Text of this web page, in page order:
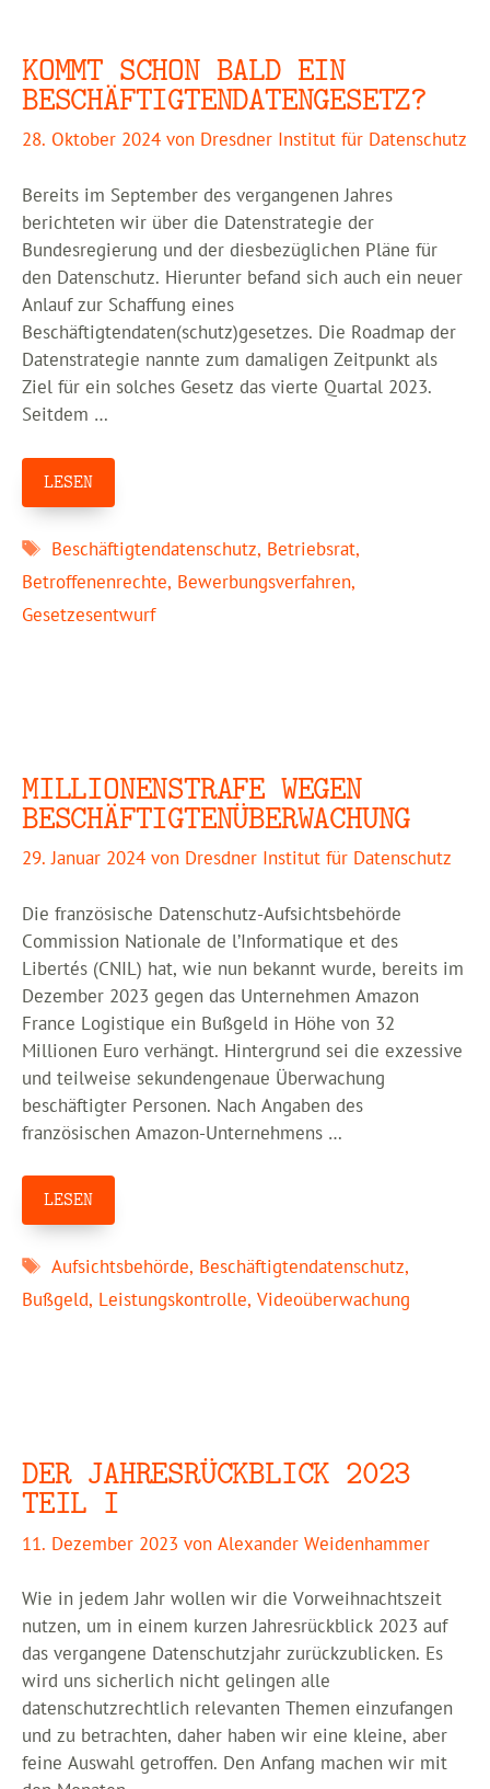
KOMMT SCHON BALD EIN
BESCHÄFTIGTENDATENGESETZ?
28. Oktober 2024 von Dresdner Institut für Datenschutz
Bereits im September des vergangenen Jahres
berichteten wir über die Datenstrategie der
Bundesregierung und der diesbezüglichen Pläne für
den Datenschutz. Hierunter befand sich auch ein neuer
Anlauf zur Schaffung eines
Beschäftigtendaten(schutz)gesetzes. Die Roadmap der
Datenstrategie nannte zum damaligen Zeitpunkt als
Ziel für ein solches Gesetz das vierte Quartal 2023.
Seitdem …
LESEN
Schlagwörter
Beschäftigtendatenschutz, Betriebsrat,
Betroffenenrechte, Bewerbungsverfahren,
Gesetzesentwurf
MILLIONENSTRAFE WEGEN
BESCHÄFTIGTENÜBERWACHUNG
29. Januar 2024 von Dresdner Institut für Datenschutz
Die französische Datenschutz-Aufsichtsbehörde
Commission Nationale de l’Informatique et des
Libertés (CNIL) hat, wie nun bekannt wurde, bereits im
Dezember 2023 gegen das Unternehmen Amazon
France Logistique ein Bußgeld in Höhe von 32
Millionen Euro verhängt. Hintergrund sei die exzessive
und teilweise sekundengenaue Überwachung
beschäftigter Personen. Nach Angaben des
französischen Amazon-Unternehmens …
LESEN
Schlagwörter
Aufsichtsbehörde, Beschäftigtendatenschutz,
Bußgeld, Leistungskontrolle, Videoüberwachung
DER JAHRESRÜCKBLICK 2023
TEIL I
11. Dezember 2023 von Alexander Weidenhammer
Wie in jedem Jahr wollen wir die Vorweihnachtszeit
nutzen, um in einem kurzen Jahresrückblick 2023 auf
das vergangene Datenschutzjahr zurückzublicken. Es
wird uns sicherlich nicht gelingen alle
datenschutzrechtlich relevanten Themen einzufangen
und zu betrachten, daher haben wir eine kleine, aber
feine Auswahl getroffen. Den Anfang machen wir mit